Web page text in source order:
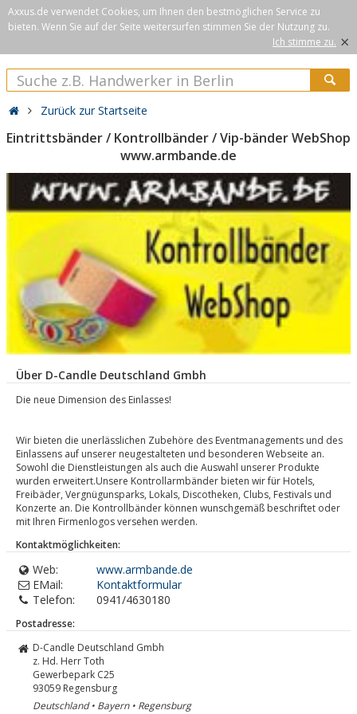
Axxus.de verwendet Cookies, um Ihnen den bestmöglichen Service zu
bieten. Wenn Sie auf der Seite weitersurfen stimmen Sie der Nutzung zu.
Ich stimme zu. ×
Zurück zur Startseite
Eintrittsbänder / Kontrollbänder / Vip-bänder WebShop
www.armbande.de
Über D-Candle Deutschland Gmbh
Die neue Dimension des Einlasses!
Wir bieten die unerlässlichen Zubehöre des Eventmanagements und des
Einlassens auf unserer neugestalteten und besonderen Webseite an.
Sowohl die Dienstleistungen als auch die Auswahl unserer Produkte
wurden erweitert.Unsere Kontrollarmbänder bieten wir für Hotels,
Freibäder, Vergnügunsparks, Lokals, Discotheken, Clubs, Festivals und
Konzerte an. Die Kontrollbänder können wunschgemäß beschriftet oder
mit Ihren Firmenlogos versehen werden.
Kontaktmöglichkeiten:
Web:
www.armbande.de
EMail:
Kontaktformular
Telefon:
0941/4630180
Postadresse:
D-Candle Deutschland Gmbh
z. Hd. Herr Toth
Gewerbepark C25
93059 Regensburg
Deutschland • Bayern • Regensburg